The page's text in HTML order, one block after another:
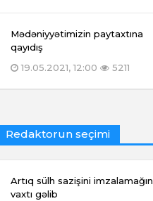
Mədəniyyətimizin paytaxtına
qayıdış
19.05.2021, 12:00
5211
Redaktorun seçimi
Artıq sülh sazişini imzalamağın
vaxtı gəlib